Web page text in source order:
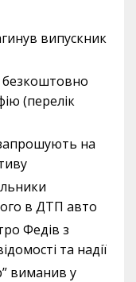
випускник
(перелік
на
в ДТП авто
Федів з
та надії
виманив у